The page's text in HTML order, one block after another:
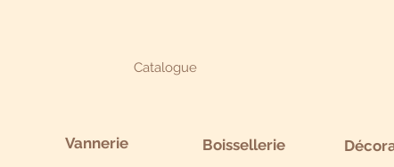
Catalogue
Vannerie Boissellerie